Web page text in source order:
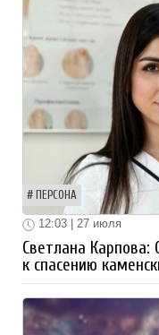
ПЕРСОНА
12:03 | 27 июля
Светлана Карпова:
к спасению